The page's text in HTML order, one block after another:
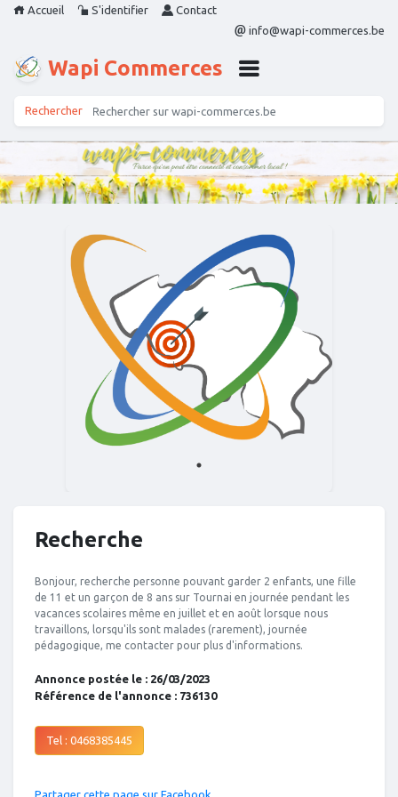
Accueil S'identifier
Contact
info@wapi-commerces.be
Wapi Commerces
Recherche
Bonjour, recherche personne pouvant garder 2 enfants, une fille
de 11 et un garçon de 8 ans sur Tournai en journée pendant les
vacances scolaires même en juillet et en août lorsque nous
travaillons, lorsqu'ils sont malades (rarement), journée
pédagogique, me contacter pour plus d'informations.
Annonce postée le : 26/03/2023
Référence de l'annonce : 736130
Tel : 0468385445
Partager cette page sur Facebook